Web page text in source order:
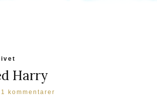
Harry
kommentarer